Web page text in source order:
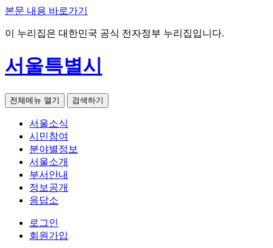
본문 내용 바로가기
이 누리집은 대한민국 공식 전자정부 누리집입니다.
서울특별시
전체메뉴 열기 검색하기
서울소식
시민참여
분야별정보
서울소개
부서안내
정보공개
응답소
로그인
회원가입